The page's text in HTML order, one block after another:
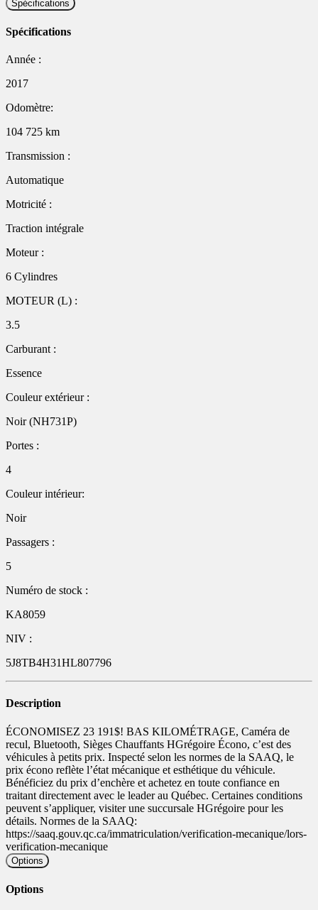
Spécifications
Spécifications
Année :
2017
Odomètre:
104 725 km
Transmission :
Automatique
Motricité :
Traction intégrale
Moteur :
6 Cylindres
MOTEUR (L) :
3.5
Carburant :
Essence
Couleur extérieur :
Noir (NH731P)
Portes :
4
Couleur intérieur:
Noir
Passagers :
5
Numéro de stock :
KA8059
NIV :
5J8TB4H31HL807796
Description
ÉCONOMISEZ 23 191$! BAS KILOMÉTRAGE, Caméra de
recul, Bluetooth, Sièges Chauffants HGrégoire Écono, c’est des
véhicules à petits prix. Inspecté selon les normes de la SAAQ, le
prix écono reflète l’état mécanique et esthétique du véhicule.
Bénéficiez du prix d’enchère et achetez en toute confiance en
traitant directement avec le leader au Québec. Certaines conditions
peuvent s’appliquer, visiter une succursale HGrégoire pour les
détails. Normes de la SAAQ:
https://saaq.gouv.qc.ca/immatriculation/verification-mecanique/lors-
verification-mecanique
Options
Options